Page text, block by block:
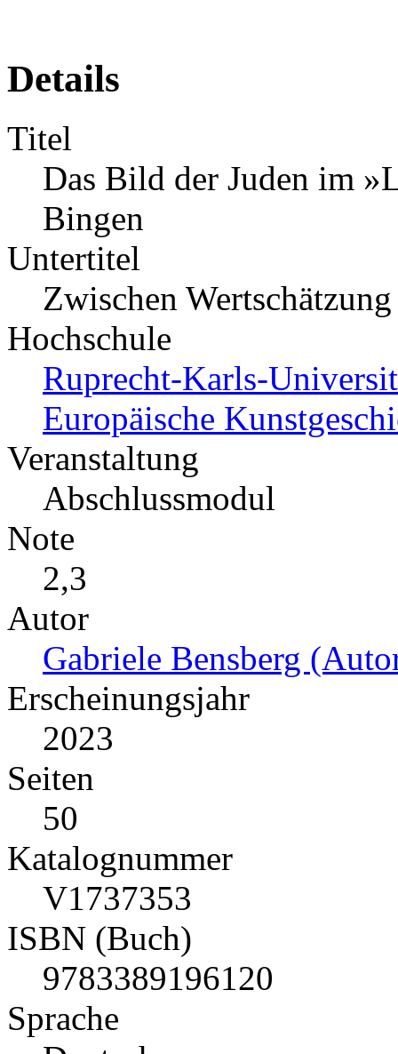
Details
Titel
Das Bild der Juden im
Bingen
Untertitel
Zwischen
Hochschule
Ruprecht-Karls-
Europäische
Veranstaltung
Abschlussmodul
Note
2,3
Autor
Gabriele Bensberg
Erscheinungsjahr
2023
Seiten
50
Katalognummer
V1737353
ISBN (Buch)
9783389196120
Sprache